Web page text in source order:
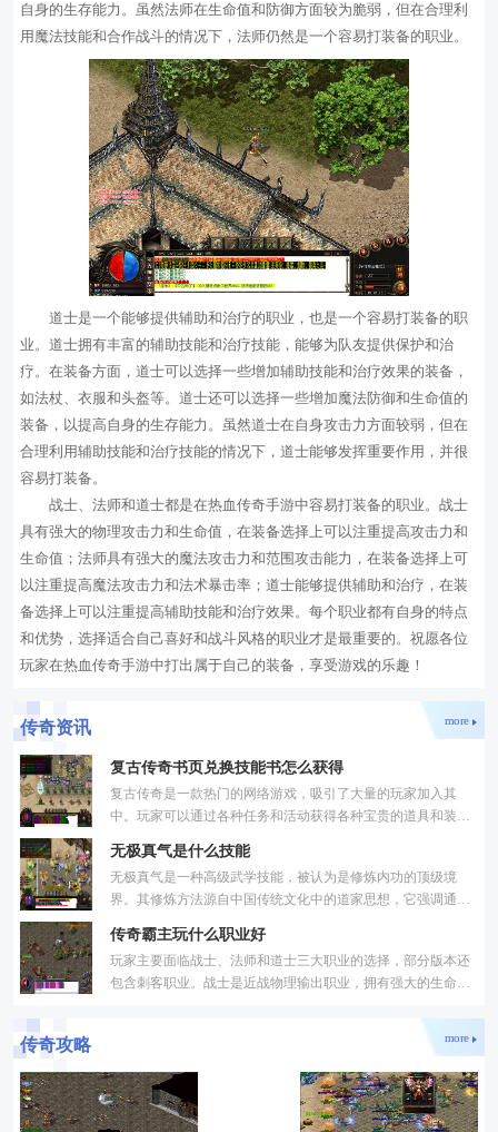
自身的生存能力。虽然法师在生命值和防御方面较为脆弱，但在合理利
用魔法技能和合作战斗的情况下，法师仍然是一个容易打装备的职业。
道士是一个能够提供辅助和治疗的职业，也是一个容易打装备的职
业。道士拥有丰富的辅助技能和治疗技能，能够为队友提供保护和治
疗。在装备方面，道士可以选择一些增加辅助技能和治疗效果的装备，
如法杖、衣服和头盔等。道士还可以选择一些增加魔法防御和生命值的
装备，以提高自身的生存能力。虽然道士在自身攻击力方面较弱，但在
合理利用辅助技能和治疗技能的情况下，道士能够发挥重要作用，并很
容易打装备。
战士、法师和道士都是在热血传奇手游中容易打装备的职业。战士
具有强大的物理攻击力和生命值，在装备选择上可以注重提高攻击力和
生命值；法师具有强大的魔法攻击力和范围攻击能力，在装备选择上可
以注重提高魔法攻击力和法术暴击率；道士能够提供辅助和治疗，在装
备选择上可以注重提高辅助技能和治疗效果。每个职业都有自身的特点
和优势，选择适合自己喜好和战斗风格的职业才是最重要的。祝愿各位
玩家在热血传奇手游中打出属于自己的装备，享受游戏的乐趣！
传奇资讯 more
复古传奇书页兑换技能书怎么获得
复古传奇是一款热门的网络游戏，吸引了大量的玩家加入其
中。玩家可以通过各种任务和活动获得各种宝贵的道具和装
帮助
无极真气是什么技能
无极真气是一种高级武学技能，被认为是修炼内功的顶级境
界。其修炼方法源自中国传统文化中的道家思想，它强调通过
炼
传奇霸主玩什么职业好
玩家主要面临战士、法师和道士三大职业的选择，部分版本还
包含刺客职业。战士是近战物理输出职业，拥有强大的生命值
传奇攻略 more